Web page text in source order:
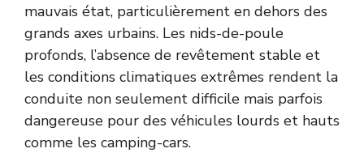
mauvais état, particulièrement en dehors des
grands axes urbains. Les nids-de-poule
profonds, l’absence de revêtement stable et
les conditions climatiques extrêmes rendent la
conduite non seulement difficile mais parfois
dangereuse pour des véhicules lourds et hauts
comme les camping-cars.